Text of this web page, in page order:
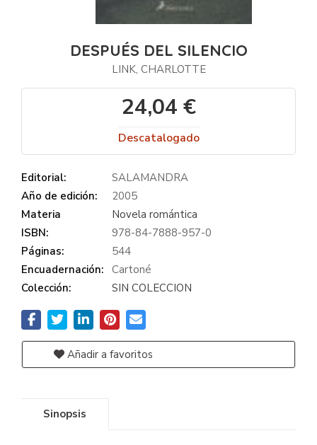
DESPUÉS DEL SILENCIO
LINK, CHARLOTTE
24,04 €
Descatalogado
Editorial:
SALAMANDRA
Año de edición:
2005
Materia
Novela romántica
ISBN:
978-84-7888-957-0
Páginas:
544
Encuadernación: Cartoné
Colección:
SIN COLECCION
Añadir a favoritos
Sinopsis